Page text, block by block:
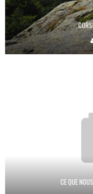
CE QUE